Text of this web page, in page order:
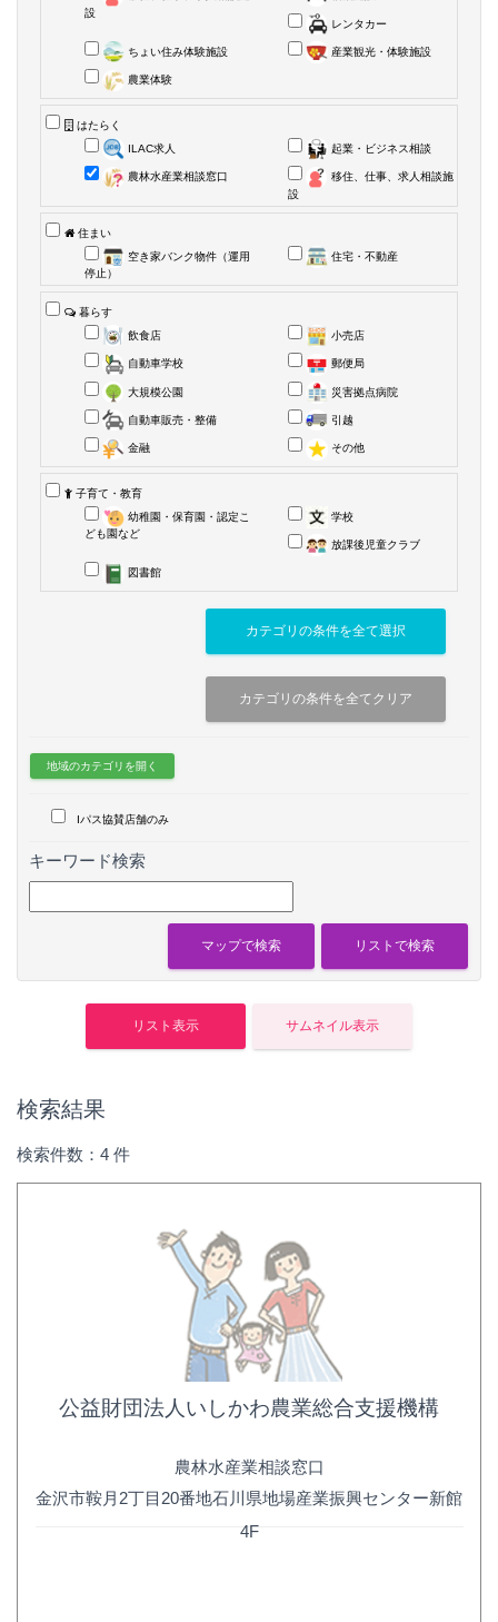
設
レンタカー
ちょい住み体験施設 産業観光・体験施設
農業体験
はたらく
ILAC求人
起業・ビジネス相談
農林水産業相談窓口
移住、仕事、求人相談施
設
住まい
空き家バンク物件（運用
停止）
住宅・不動産
暮らす
飲食店
小売店
自動車学校 郵便局
大規模公園 災害拠点病院
自動車販売・整備 引越
金融 その他
子育て・教育
幼稚園・保育園・認定こ
ども園など
学校
放課後児童クラブ
図書館
地域のカテゴリを開く
Iパス協賛店舗のみ
キーワード検索
検索結果
検索件数：4 件
公益財団法人いしかわ農業総合支援機構
農林水産業相談窓口
金沢市鞍月2丁目20番地石川県地場産業振興センター新館
4F